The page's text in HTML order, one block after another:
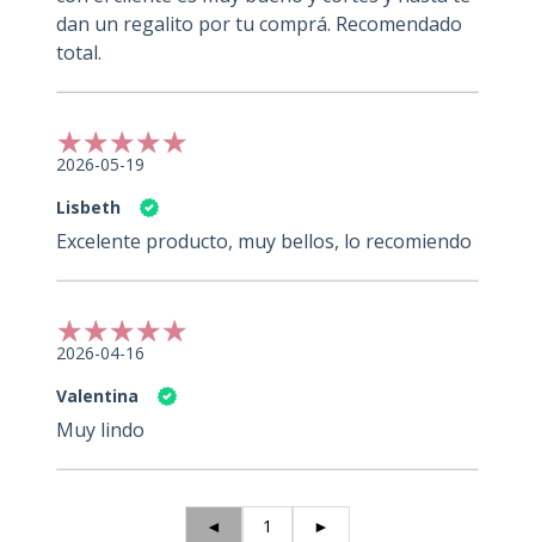
dan un regalito por tu comprá. Recomendado
total.
2026-05-19
Lisbeth
Excelente producto, muy bellos, lo recomiendo
2026-04-16
Valentina
Muy lindo
◄ 1 ►